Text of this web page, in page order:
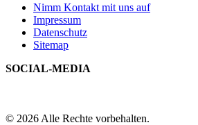
Nimm Kontakt mit uns auf
Impressum
Datenschutz
Sitemap
SOCIAL-MEDIA
© 2026 Alle Rechte vorbehalten.